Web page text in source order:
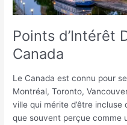
Points d’Intérêt
Canada
Le Canada est connu pour
Montréal, Toronto,
ville qui mérite d’être
que souvent perçue comme